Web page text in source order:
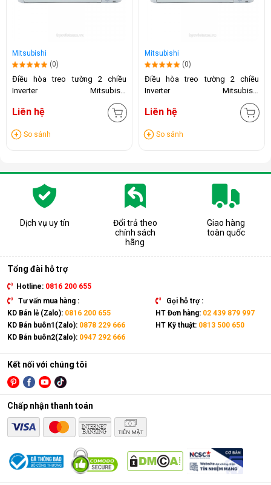
Mitsubishi
(0)
Điều hòa treo tường 2 chiều
Inverter Mitsubishi
(12.000BTU)
Liên hệ
So sánh
Mitsubishi
(0)
Điều hòa treo tường 2 chiều
Inverter Mitsubishi
(12.000BTU)
Liên hệ
So sánh
Dịch vụ uy tín
Đổi trả theo
chính sách
hãng
Giao hàng
toàn quốc
Tổng đài hỗ trợ
Hotline: 0816 200 655
Tư vấn mua hàng :
KD Bán lẻ (Zalo): 0816 200 655
KD Bán buôn1(Zalo): 0878 229 666
KD Bán buôn2(Zalo): 0947 292 666
Gọi hỗ trợ :
HT Đơn hàng: 02 439 879 997
HT Kỹ thuật: 0813 500 650
Kết nối với chúng tôi
Chấp nhận thanh toán